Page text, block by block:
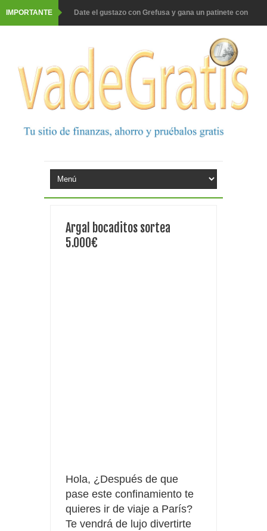
IMPORTANTE Date el gustazo con Grefusa y gana un patinete con
Barbadillo te da la opción de ganar increíbles premios
Prueba gratis hohes C Vitamin C-irup
Prueba gratis Maison Perrier France
Gana premios Pokémon con Kellogg's
premios
productos
Argal bocaditos sortea
5.000€
Hola, ¿Después de que
pase este confinamiento te
quieres ir de viaje a París?
Te vendrá de lujo divertirte